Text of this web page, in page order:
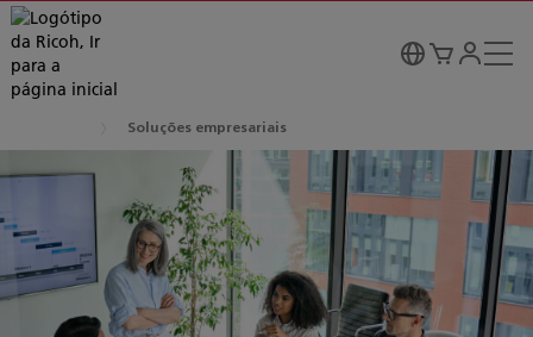
Soluções empresariais